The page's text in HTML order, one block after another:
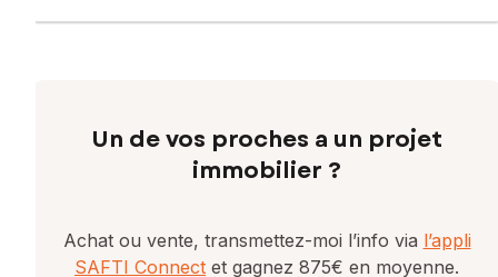
Un de vos proches a un projet
immobilier ?
Achat ou vente, transmettez-moi l’info via l’appli
SAFTI Connect et gagnez 875€ en moyenne.